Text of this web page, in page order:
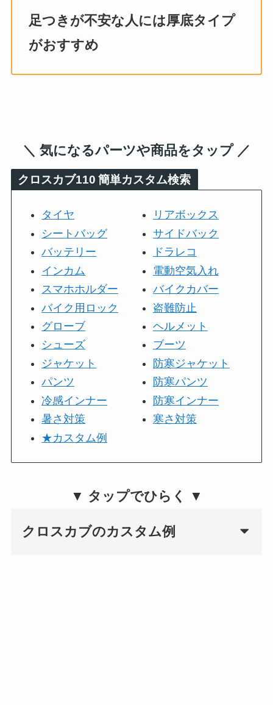
足つきが不安な人には厚底タイプ
がおすすめ
＼ 気になるパーツや商品をタップ ／
クロスカブ110 簡単カスタム検索
タイヤ
シートバッグ
バッテリー
インカム
スマホホルダー
バイク用ロック
グローブ
シューズ
ジャケット
パンツ
冷感インナー
暑さ対策
★カスタム例
リアボックス
サイドバック
ドラレコ
電動空気入れ
バイクカバー
盗難防止
ヘルメット
ブーツ
防寒ジャケット
防寒パンツ
防寒インナー
寒さ対策
▼ タップでひらく ▼
クロスカブのカスタム例